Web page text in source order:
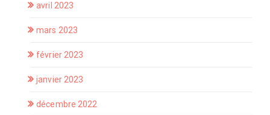
avril 2023
mars 2023
février 2023
janvier 2023
décembre 2022